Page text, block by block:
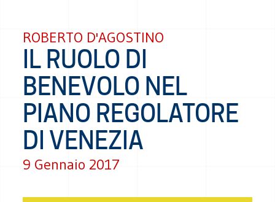
ROBERTO D'AGOSTINO
IL RUOLO DI
BENEVOLO NEL
PIANO REGOLATORE
DI VENEZIA
9 Gennaio 2017